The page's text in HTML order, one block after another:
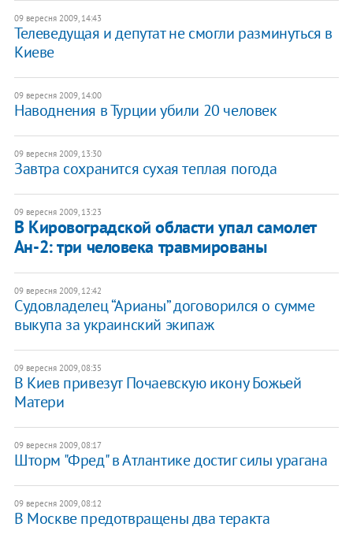
09 вересня 2009, 14:43
Телеведущая и депутат не смогли разминуться в
Киеве
09 вересня 2009, 14:00
Наводнения в Турции убили 20 человек
09 вересня 2009, 13:30
Завтра сохранится сухая теплая погода
09 вересня 2009, 13:23
В Кировоградской области упал самолет
Ан-2: три человека травмированы
09 вересня 2009, 12:42
Судовладелец “Арианы” договорился о сумме
выкупа за украинский экипаж
09 вересня 2009, 08:35
В Киев привезут Почаевскую икону Божьей
Матери
09 вересня 2009, 08:17
Шторм "Фред" в Атлантике достиг силы урагана
09 вересня 2009, 08:12
В Москве предотвращены два теракта